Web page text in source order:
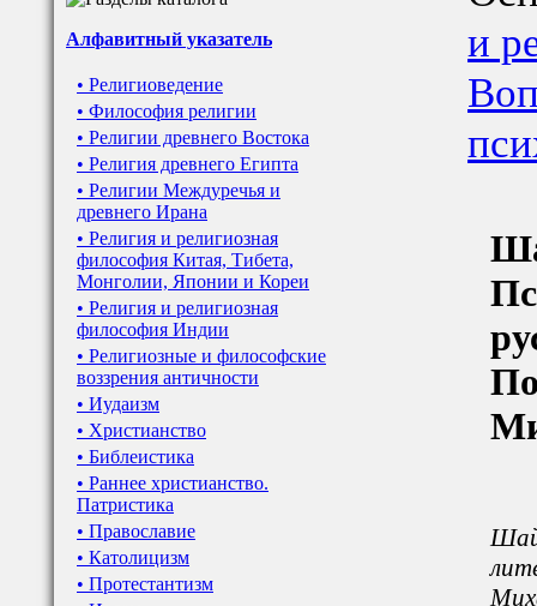
Алфавитный указатель
• Религиоведение
• Философия религии
• Религии древнего Востока
• Религия древнего Египта
• Религии Междуречья и
древнего Ирана
• Религия и религиозная
философия Китая, Тибета,
Монголии, Японии и Кореи
• Религия и религиозная
философия Индии
• Религиозные и философские
воззрения античности
• Иудаизм
• Христианство
• Библеистика
• Раннее христианство.
Патристика
• Православие
• Католицизм
• Протестантизм
и